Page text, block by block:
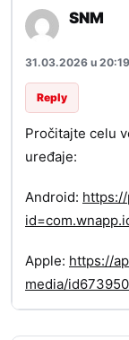
SNM
31.03.2026 u 20:19
Reply
Pročitajte celu
uređaje:
Android:
Apple: https://
media/